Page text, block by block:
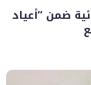
ضمن “أعياد